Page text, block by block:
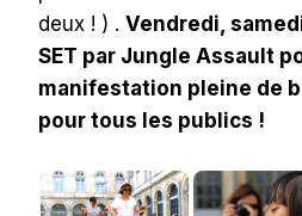
deux ! ) . Vendredi,
SET par Jungle Assault
manifestation pleine de
pour tous les publics !